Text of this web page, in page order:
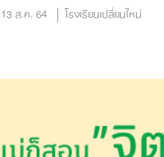
13 ส.ค. 64 โรงเรียนเปลี่ยนใหม่